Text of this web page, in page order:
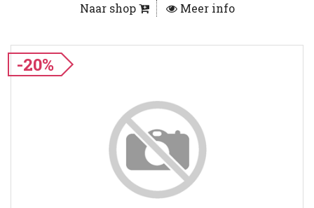
Naar shop Meer info
-20%